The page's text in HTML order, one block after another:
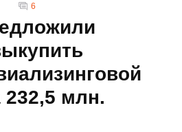
6
232,5 млн.